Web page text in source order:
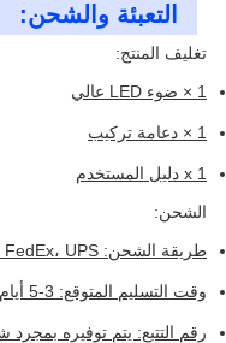
التعبئة والشحن:
تغليف المنتج:
1 × ضوء LED عالي
1 × دعامة تركيب
1 x دليل المستخدم
الشحن:
طريقة الشحن: DHL، FedEx، UPS
وقت التسليم المتوقع: 3-5 أيام عمل
رقم التتبع: يتم توفيره بمجرد